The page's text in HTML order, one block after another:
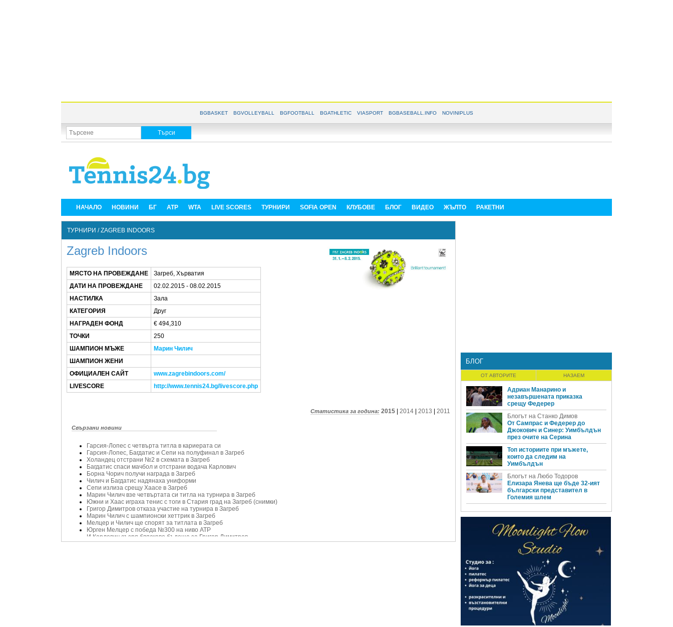
BGBASKET BGVOLLEYBALL BGFOOTBALL BGATHLETIC VIASPORT BGBASEBALL.INFO NOVINIPLUS
НАЧАЛО НОВИНИ БГ ATP WTA LIVE SCORES ТУРНИРИ SOFIA OPEN КЛУБОВЕ БЛОГ ВИДЕО ЖЪЛТО РАКЕТНИ
ТУРНИРИ / ZAGREB INDOORS
Zagreb Indoors
МЯСТО НА ПРОВЕЖДАНЕ
Загреб, Хърватия
ДАТИ НА ПРОВЕЖДАНЕ
02.02.2015 - 08.02.2015
НАСТИЛКА
Зала
КАТЕГОРИЯ
Друг
НАГРАДЕН ФОНД
€ 494,310
ТОЧКИ
250
ШАМПИОН МЪЖЕ
Марин Чилич
ШАМПИОН ЖЕНИ
ОФИЦИАЛЕН САЙТ
www.zagrebindoors.com/
LIVESCORE
http://www.tennis24.bg/livescore.php
Статистика за година: 2015 2014 2013 2011
Свързани новини
Гарсия-Лопес с четвърта титла в кариерата си
Гарсия-Лопес, Багдатис и Сепи на полуфинал в Загреб
Холандец отстрани №2 в схемата в Загреб
Багдатис спаси мачбол и отстрани водача Карлович
Борна Чорич получи награда в Загреб
Чилич и Багдатис надянаха униформи
Сепи излиза срещу Хаасе в Загреб
Марин Чилич взе четвъртата си титла на турнира в Загреб
Южни и Хаас играха тенис с тоги в Стария град на Загреб (снимки)
Григор Димитров отказа участие на турнира в Загреб
Марин Чилич с шампионски хеттрик в Загреб
Мелцер и Чилич ще спорят за титлата в Загреб
Юрген Мелцер с победа №300 на ниво АТР
И Карлович съзря бляскаво бъдеще за Григор Димитров
Григор Димитров призна: Очаквах много повече
БЛОГ
ОТ АВТОРИТЕ НАЗАЕМ
Адриан Манарино и
незавършената приказка
срещу Федерер
Блогът на Станко Димов
От Сампрас и Федерер до
Джокович и Синер: Уимбълдън
през очите на Серина
Топ историите при мъжете,
които да следим на
Уимбълдън
Блогът на Любо Тодоров
Елизара Янева ще бъде 32-ият
български представител в
Големия шлем